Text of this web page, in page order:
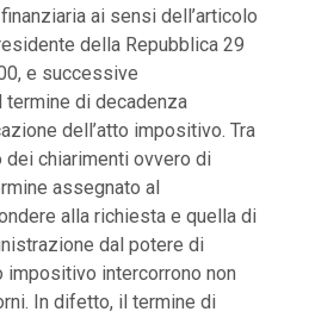
ai sensi dell’articolo
della Repubblica 29
e successive
di decadenza
dell’atto impositivo. Tra
dei chiarimenti ovvero di
assegnato al
alla richiesta e quella di
dal potere di
impositivo intercorrono non
In difetto, il termine di